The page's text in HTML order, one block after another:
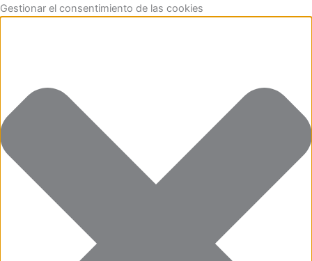
Gestionar el consentimiento de las cookies
Funcional
Preferencias
Estadísticas
Marketing
Aller